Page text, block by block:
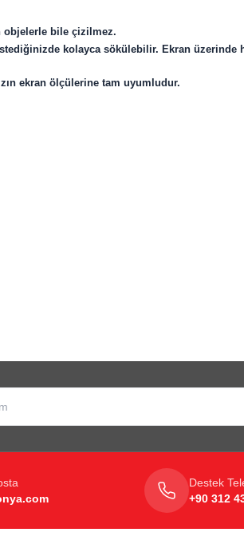
objelerle bile çizilmez.
kolayca sökülebilir. Ekran üzerinde
ekran ölçülerine tam uyumludur.
Destek
+90 312